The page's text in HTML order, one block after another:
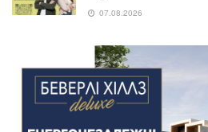
07.08.2026